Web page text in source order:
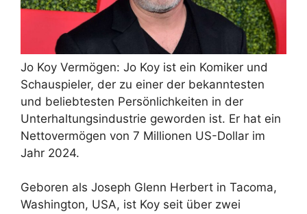
Jo Koy Vermögen: Jo Koy ist ein Komiker und
Schauspieler, der zu einer der bekanntesten
und beliebtesten Persönlichkeiten in der
Unterhaltungsindustrie geworden ist. Er hat ein
Nettovermögen von 7 Millionen US-Dollar im
Jahr 2024.
Geboren als Joseph Glenn Herbert in Tacoma,
Washington, USA, ist Koy seit über zwei